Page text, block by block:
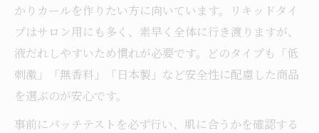
まつ毛パーマ初心者が失敗しない購入法
かりカールを作りたい方に向いています。リキッドタイ
プはサロン用にも多く、素早く全体に行き渡りますが、
液だれしやすいため慣れが必要です。どのタイプも「低
刺激」「無香料」「日本製」など安全性に配慮した商品
を選ぶのが安心です。
事前にパッチテストを必ず行い、肌に合うかを確認する